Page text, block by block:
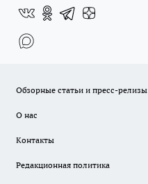
Обзорные статьи и пресс-релизы
О нас
Контакты
Редакционная политика